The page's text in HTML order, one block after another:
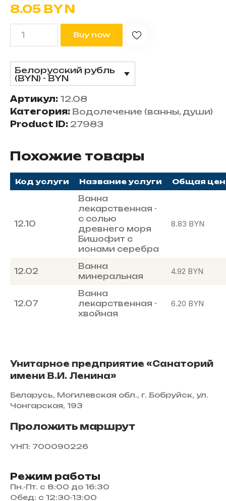
8.05 BYN
Buy now
Белорусский рубль
(BYN) - BYN
Артикул: 12.08
Категория: Водолечение (ванны, души)
Product ID: 27983
Похожие товары
Код услуги Название услуги Общая
12.10
Ванна
лекарственная -
с солью
древнего моря
Бишофит с
ионами серебра
8.83 BYN
12.02
Ванна
минеральная
4.92 BYN
12.07
Ванна
лекарственная -
хвойная
6.20 BYN
Унитарное предприятие «Санаторий
имени В.И. Ленина»
Беларусь, Могилевская обл., г. Бобруйск, ул.
Чонгарская, 193
Проложить маршрут
УНП: 700090226
Режим работы
Пн.-Пт. с 8:00 до 16:30
Обед: с 12:30-13:00